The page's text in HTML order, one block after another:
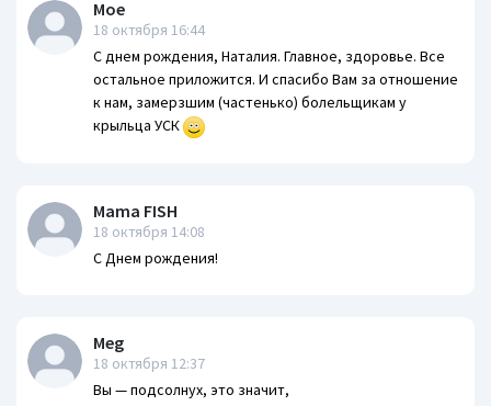
Мое
18 октября 16:44
С днем рождения, Наталия. Главное, здоровье. Все
остальное приложится. И спасибо Вам за отношение
к нам, замерзшим (частенько) болельщикам у
крыльца УСК
Mama FISH
18 октября 14:08
С Днем рождения!
Meg
18 октября 12:37
Вы — подсолнух, это значит,